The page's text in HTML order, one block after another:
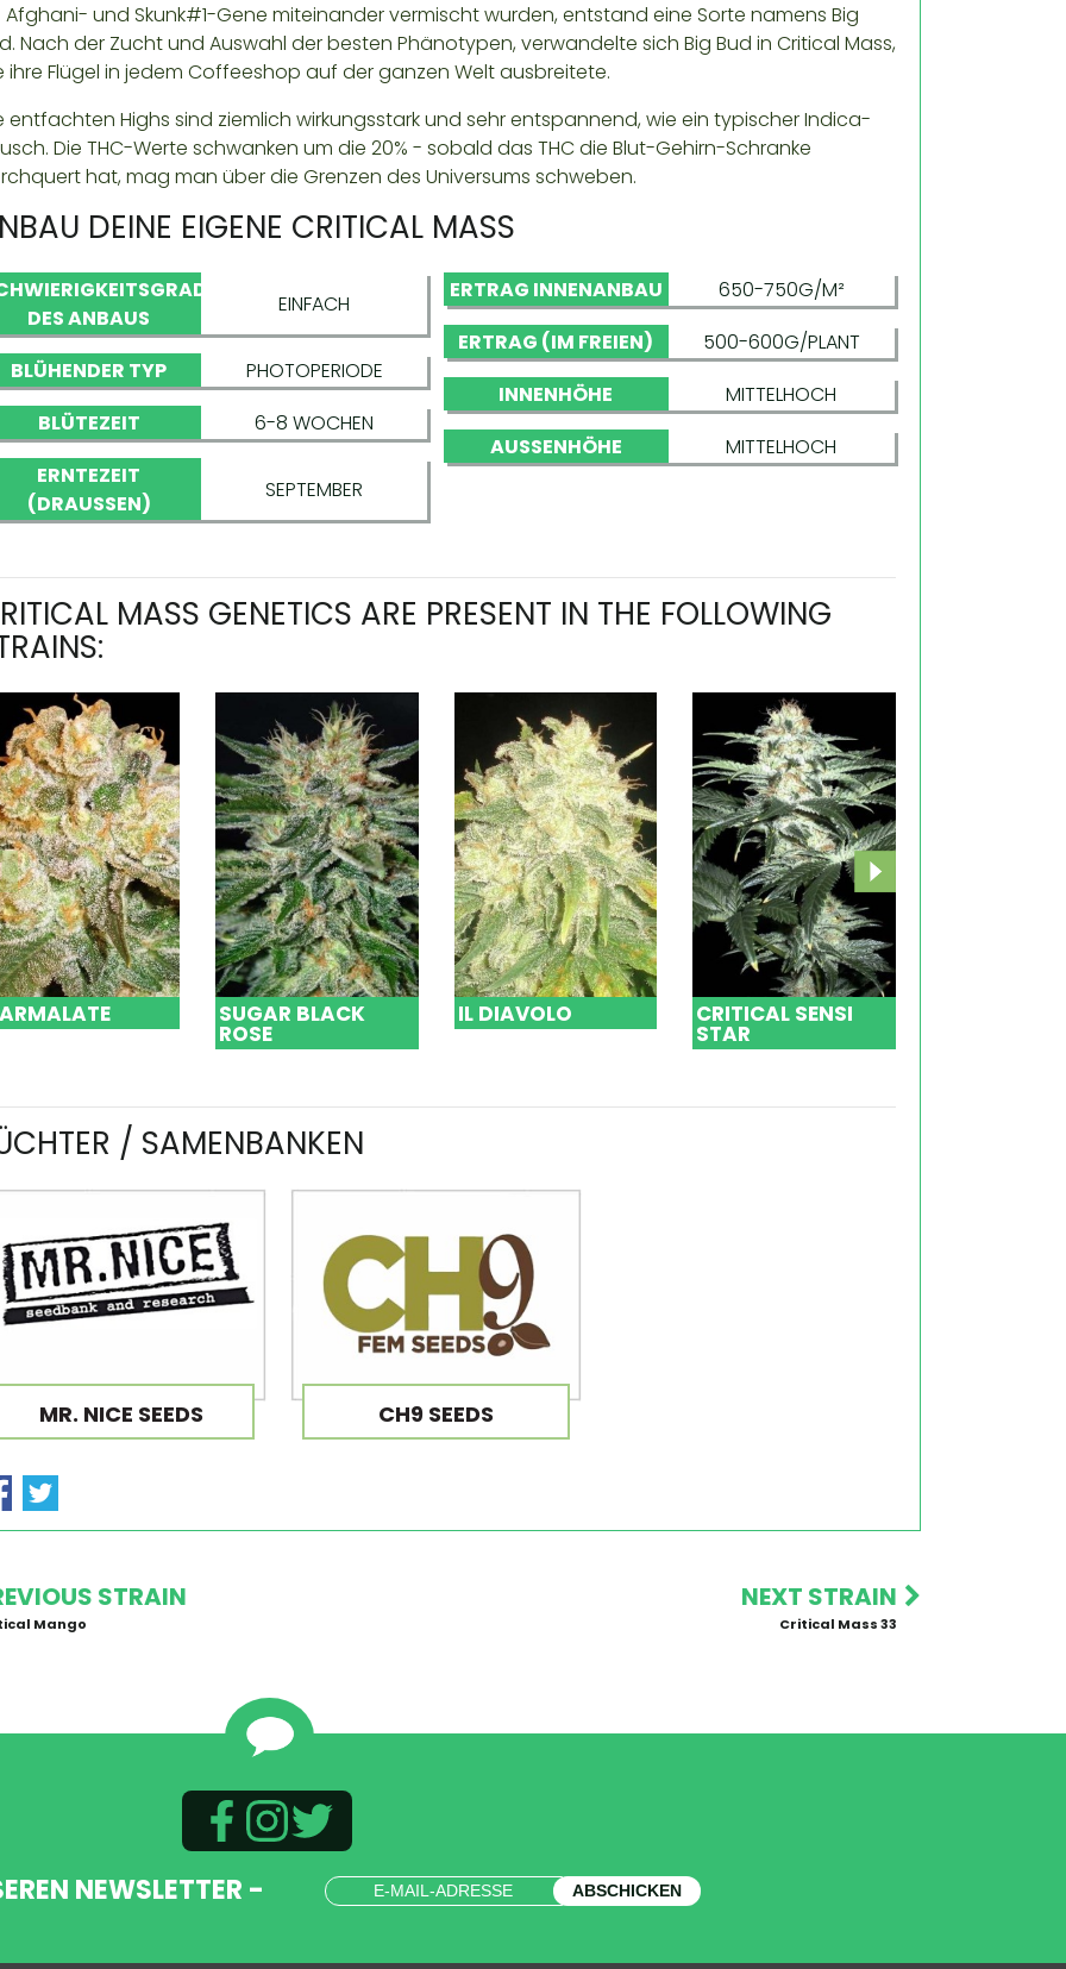
Afghani- und Skunk#1-Gene miteinander vermischt wurden, entstand eine Sorte namens Big
Nach der Zucht und Auswahl der besten Phänotypen, verwandelte sich Big Bud in Critical Mass,
ihre Flügel in jedem Coffeeshop auf der ganzen Welt ausbreitete.
entfachten Highs sind ziemlich wirkungsstark und sehr entspannend, wie ein typischer Indica-
Die THC-Werte schwanken um die 20% - sobald das THC die Blut-Gehirn-Schranke
hat, mag man über die Grenzen des Universums schweben.
DEINE EIGENE CRITICAL MASS
DES ANBAUS
EINFACH
BLÜHENDER TYP
PHOTOPERIODE
BLÜTEZEIT
6-8 WOCHEN
ERNTEZEIT
(DRAUSSEN)
SEPTEMBER
ERTRAG INNENANBAU
650-750G/M²
ERTRAG (IM FREIEN)
500-600G/PLANT
INNENHÖHE
MITTELHOCH
AUSSENHÖHE
MITTELHOCH
MASS GENETICS ARE PRESENT IN THE FOLLOWING
SUGAR BLACK
ROSE
IL DIAVOLO CRITICAL SENSI
STAR
/ SAMENBANKEN
MR. NICE SEEDS CH9 SEEDS
STRAIN
Mango
NEXT STRAIN
Critical Mass 33
NEWSLETTER - ABSCHICKEN